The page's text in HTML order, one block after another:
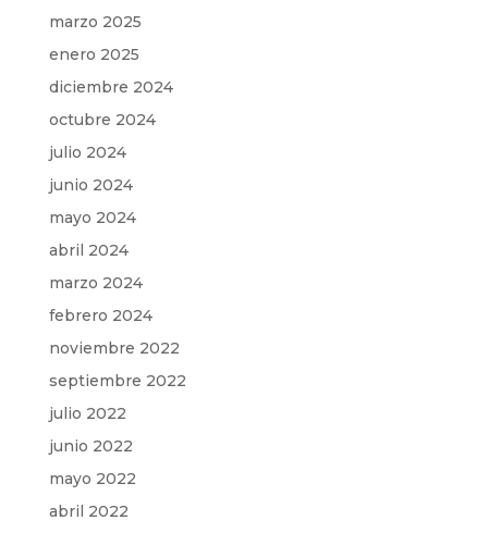
marzo 2025
enero 2025
diciembre 2024
octubre 2024
julio 2024
junio 2024
mayo 2024
abril 2024
marzo 2024
febrero 2024
noviembre 2022
septiembre 2022
julio 2022
junio 2022
mayo 2022
abril 2022